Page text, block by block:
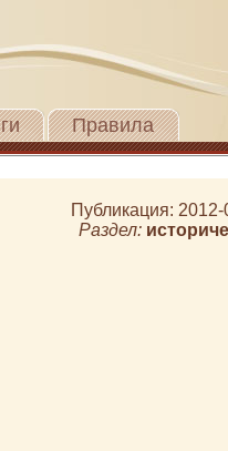
Правила
Публикация:
Раздел: